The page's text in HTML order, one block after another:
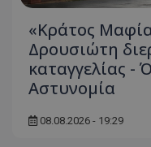
«Κράτος
Δρουσιώτη
καταγγελίας -
Αστυνομία
08.08.2026 - 19:29